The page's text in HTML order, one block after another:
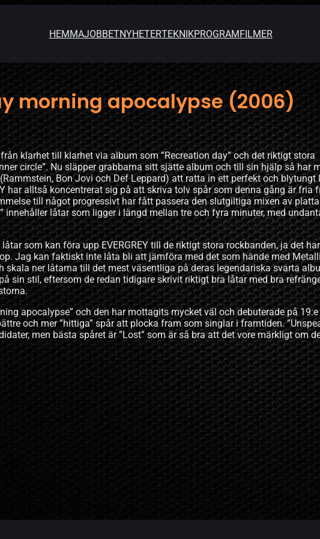
HEMMAJOBBETNYHETERTEKNIKPROGRAMFILMER
morning apocalypse (2006)
klarhet till klarhet via album som ”Recreation day” och det riktigt stora
circle”. Nu släpper grabbarna sitt sjätte album och till sin hjälp så har
Bon Jovi och Def Leppard) att ratta in ett perfekt och blytungt
har alltså koncentrerat sig på att skriva tolv spår som denna gång är fria
till något progressivt har fått passera den slutgiltiga mixen av
innehåller låtar som ligger i längd mellan tre och fyra minuter, med
som kan föra upp EVERGREY till de riktigt stora rockbanden, ja det
Jag kan faktiskt inte låta bli att jämföra med det som hände med
skala ner låtarna till det mest väsentliga på deras legendariska svarta
sin stil, eftersom de redan tidigare skrivit riktigt bra låtar med bra
apocalypse” och den har mottagits mycket väl och debuterade på
och mer ”hittiga” spår att plocka fram som singlar i framtiden.
men bästa spåret är ”Lost” som är så bra att det vore märkligt om